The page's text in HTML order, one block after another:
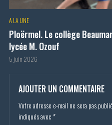
A LA UNE
Ploërmel. Le collège
lycée M. Ozouf
5 juin 2026
AJOUTER UN COMMENTAIRE
Votre adresse e-mail ne sera pas
indiqués avec *